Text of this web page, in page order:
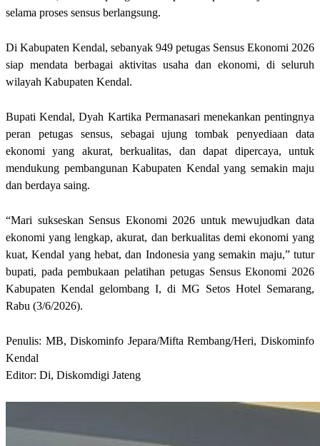
selama proses sensus berlangsung.
Di Kabupaten Kendal, sebanyak 949 petugas Sensus Ekonomi 2026
siap mendata berbagai aktivitas usaha dan ekonomi, di seluruh
wilayah Kabupaten Kendal.
Bupati Kendal, Dyah Kartika Permanasari menekankan pentingnya
peran petugas sensus, sebagai ujung tombak penyediaan data
ekonomi yang akurat, berkualitas, dan dapat dipercaya, untuk
mendukung pembangunan Kabupaten Kendal yang semakin maju
dan berdaya saing.
“Mari sukseskan Sensus Ekonomi 2026 untuk mewujudkan data
ekonomi yang lengkap, akurat, dan berkualitas demi ekonomi yang
kuat, Kendal yang hebat, dan Indonesia yang semakin maju,” tutur
bupati, pada pembukaan pelatihan petugas Sensus Ekonomi 2026
Kabupaten Kendal gelombang I, di MG Setos Hotel Semarang,
Rabu (3/6/2026).
Penulis: MB, Diskominfo Jepara/Mifta Rembang/Heri, Diskominfo
Kendal
Editor: Di, Diskomdigi Jateng